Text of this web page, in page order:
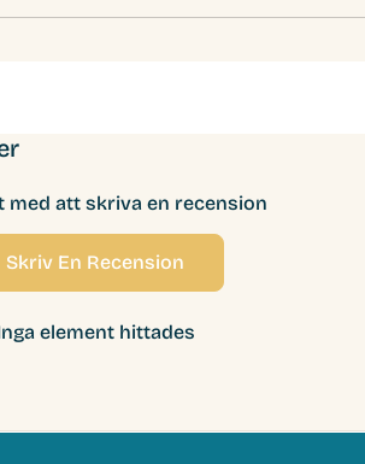
med att skriva en recension
Skriv En Recension
element hittades